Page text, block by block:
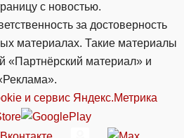
с новостью.
за достоверность
материалах. Такие материалы
«Партнёрский материал» и
и сервиc Яндекс.Метрика